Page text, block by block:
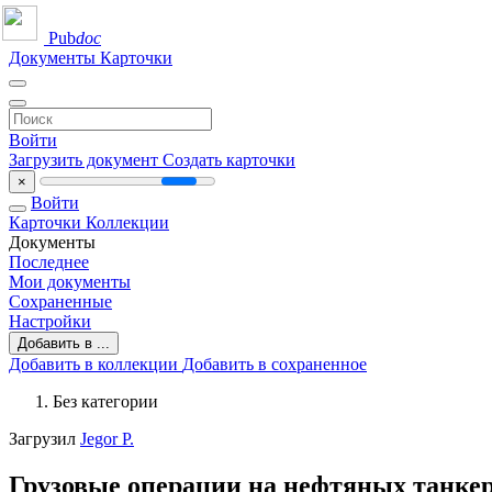
Pubdoc
Документы Карточки
Войти
Загрузить документ Создать карточки
×
Войти
Карточки Коллекции
Документы
Последнее
Мои документы
Сохраненные
Настройки
Добавить в ...
Добавить в коллекции Добавить в сохраненное
Без категории
Загрузил Jegor P.
Грузовые операции на нефтяных